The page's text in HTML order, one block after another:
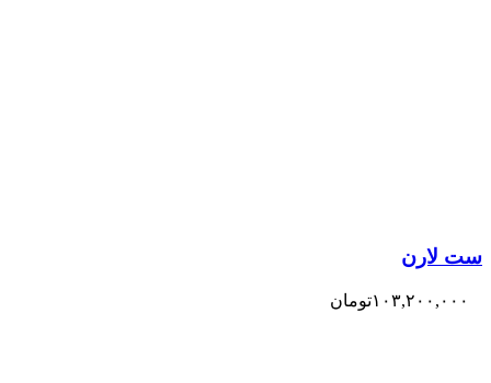
ست لارن
۱۰۳,۲۰۰,۰۰۰تومان